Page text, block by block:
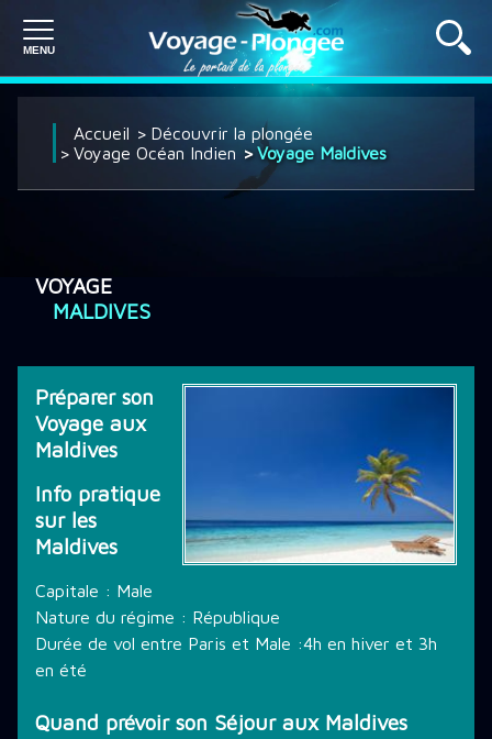
SÉJOUR PLONGÉE
CROISIÈRE PLONGÉE
DÉCOUVRIR LA PLONGÉE
THÉMATIQUE DE PLONGÉE
LES PROMOTIONS
Accueil
Découvrir la plongée
Voyage Océan Indien
Voyage Maldives
VOYAGE
MALDIVES
Préparer son
Voyage aux
Maldives
Info pratique
sur les
Maldives
Capitale : Male
Nature du régime : République
Durée de vol entre Paris et Male :4h en hiver et 3h
en été
Quand prévoir son Séjour aux Maldives